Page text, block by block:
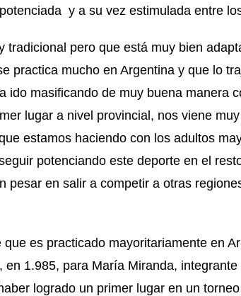
y a su vez estimulada entre
tradicional pero que está muy bien
practica mucho en Argentina y que lo
ido masificando de muy buena manera
lugar a nivel provincial, nos viene
estamos haciendo con los adultos
potenciando este deporte en el
pesar en salir a competir a otras
es practicado mayoritariamente en
en 1.985, para María Miranda,
logrado un primer lugar en un